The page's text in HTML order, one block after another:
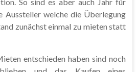
Aussteller welche die Überlegung
zunächst einmal zu mieten statt
entschieden haben sind noch